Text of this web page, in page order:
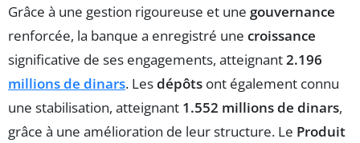
Grâce à une gestion rigoureuse et une gouvernance
renforcée, la banque a enregistré une croissance
significative de ses engagements, atteignant2.196
millions de dinars. Lesdépôts ont également connu
une stabilisation, atteignant 1.552 millions de dinars,
grâce à une amélioration de leur structure. Le Produit